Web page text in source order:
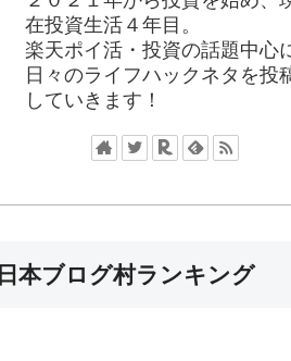
在投資生活４年目。
楽天ポイ活・投資の話題中心
日々のライフハックネタを投
していきます！
日本ブログ村ランキング